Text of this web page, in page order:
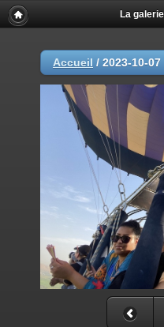
La
Accueil / 2023-10-07